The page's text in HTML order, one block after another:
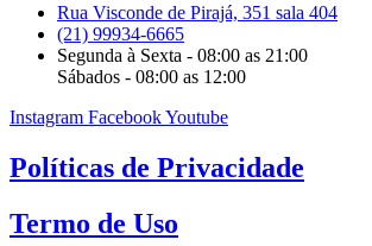
Rua Visconde de Pirajá, 351 sala 404
(21) 99934-6665
Segunda à Sexta - 08:00 as 21:00
Sábados - 08:00 as 12:00
Instagram FacebookYoutube
Políticas de Privacidade
Termo de Uso